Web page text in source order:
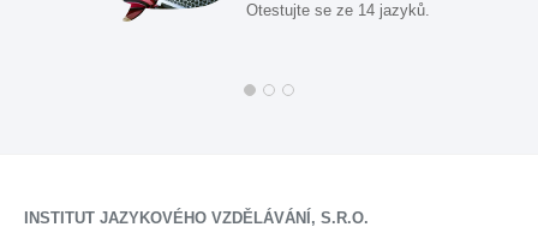
Otestujte se ze 14 jazyků.
INSTITUT JAZYKOVÉHO VZDĚLÁVÁNÍ, S.R.O.